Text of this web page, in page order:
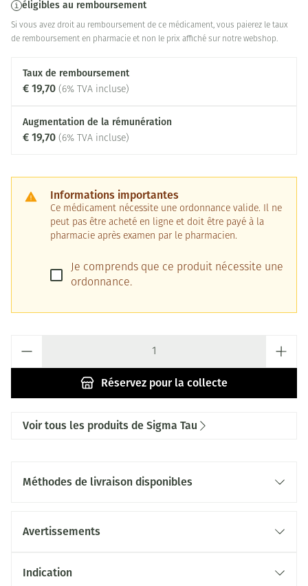
éligibles au remboursement
Si vous avez droit au remboursement de ce médicament, vous paierez le taux
de remboursement en pharmacie et non le prix affiché sur notre webshop.
Taux de remboursement
€ 19,70 (6% TVA incluse)
Augmentation de la rémunération
€ 19,70 (6% TVA incluse)
Informations importantes
Ce médicament nécessite une ordonnance valide. Il ne
peut pas être acheté en ligne et doit être payé à la
pharmacie après examen par le pharmacien.
Je comprends que ce produit nécessite une
ordonnance.
Réservez pour la collecte
Voir tous les produits de Sigma Tau
Méthodes de livraison disponibles
Avertissements
Indication